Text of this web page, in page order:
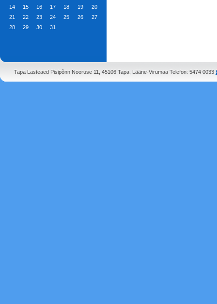
14
15 16 17 18 19
20
21
22 23 24 25 26
27
28
29 30 31
Tapa Lasteaed Pisipõnn Nooruse 11, 45106 Tapa, Lääne-Virumaa Telefon: 5474 0033